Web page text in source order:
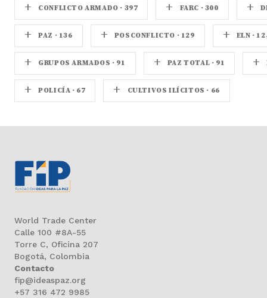
+ CONFLICTO ARMADO · 397 + FARC · 300 +
+ PAZ · 136 + POSCONFLICTO · 129 + ELN ·
+ GRUPOS ARMADOS · 91 + PAZ TOTAL · 91 +
+ POLICÍA · 67 + CULTIVOS ILÍCITOS · 66
World Trade Center
Calle 100 #8A-55
Torre C, Oficina 207
Bogotá, Colombia
Contacto
fip@ideaspaz.org
+57 316 472 9985